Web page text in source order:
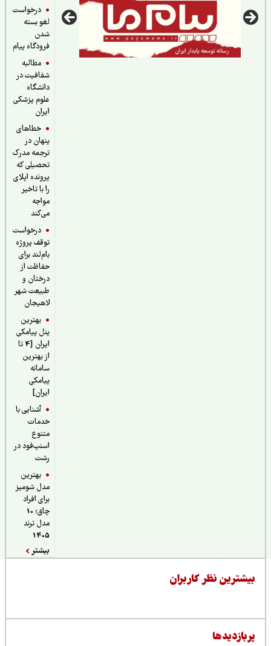
درخواست
لغو بسته
فرودگاه پیام
مطالبه
شفافیت در
دانشگاه
علوم پزشکی
خطاهای
پنهان در
ترجمه مدرک
تحصیلی که
پرونده اپلای
را با تاخیر
درخواست
توقف پروژه
بام‌لند برای
حفاظت از
درختان و
طبیعت شهر
لاهیجان
بهترین
پنل پیامکی
ایران [4 تا
از بهترین
سامانه
پیامکی
آشنایی با
خدمات
اسنپ‌فود در
بهترین
مدل شومیز
برای افراد
چاق؛ 10
مدل ترند
نظر کاربران